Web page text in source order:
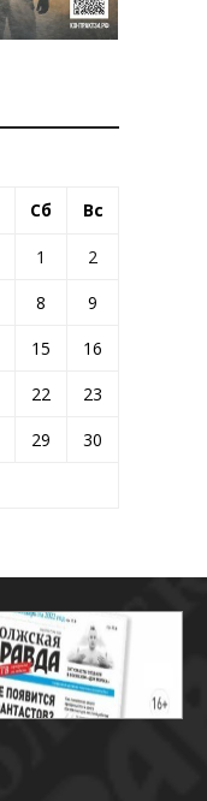
Сб Вс
1
2
8
9
15
16
22
23
29
30